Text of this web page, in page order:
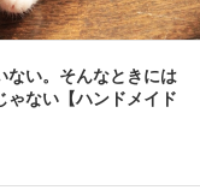
ない。そんなときには
ゃない【ハンドメイド